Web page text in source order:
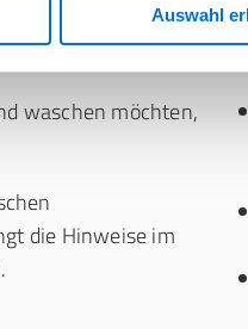
Auswahl
waschen möchten,
die Hinweise im